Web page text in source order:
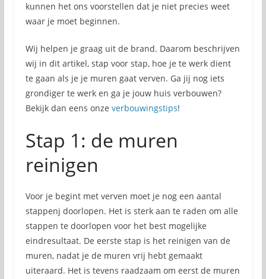
kunnen het ons voorstellen dat je niet precies weet
waar je moet beginnen.
Wij helpen je graag uit de brand. Daarom beschrijven
wij in dit artikel, stap voor stap, hoe je te werk dient
te gaan als je je muren gaat verven. Ga jij nog iets
grondiger te werk en ga je jouw huis verbouwen?
Bekijk dan eens onze verbouwingstips!
Stap 1: de muren
reinigen
Voor je begint met verven moet je nog een aantal
stappenj doorlopen. Het is sterk aan te raden om alle
stappen te doorlopen voor het best mogelijke
eindresultaat. De eerste stap is het reinigen van de
muren, nadat je de muren vrij hebt gemaakt
uiteraard. Het is tevens raadzaam om eerst de muren